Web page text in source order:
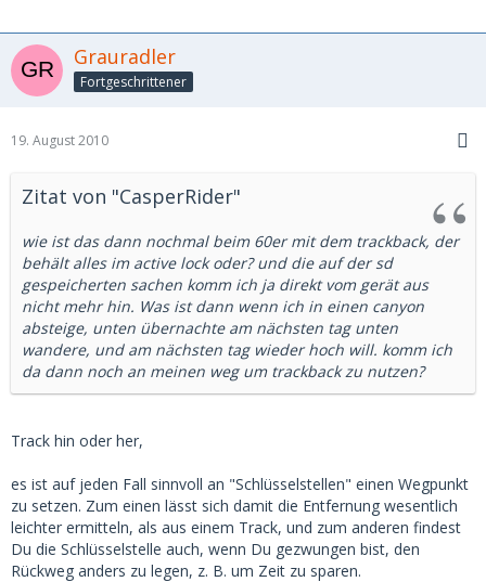
Grauradler
Fortgeschrittener
19. August 2010
Zitat von "CasperRider"
wie ist das dann nochmal beim 60er mit dem trackback, der
behält alles im active lock oder? und die auf der sd
gespeicherten sachen komm ich ja direkt vom gerät aus
nicht mehr hin. Was ist dann wenn ich in einen canyon
absteige, unten übernachte am nächsten tag unten
wandere, und am nächsten tag wieder hoch will. komm ich
da dann noch an meinen weg um trackback zu nutzen?
Track hin oder her,
es ist auf jeden Fall sinnvoll an "Schlüsselstellen" einen Wegpunkt
zu setzen. Zum einen lässt sich damit die Entfernung wesentlich
leichter ermitteln, als aus einem Track, und zum anderen findest
Du die Schlüsselstelle auch, wenn Du gezwungen bist, den
Rückweg anders zu legen, z. B. um Zeit zu sparen.